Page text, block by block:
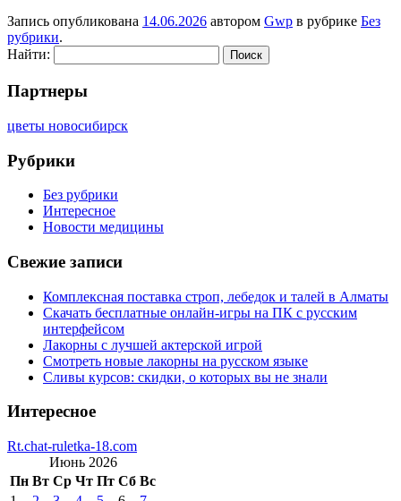
Запись опубликована 14.06.2026 автором Gwp в рубрике Без
рубрики.
Найти:
Партнеры
цветы новосибирск
Рубрики
Без рубрики
Интересное
Новости медицины
Свежие записи
Комплексная поставка строп, лебедок и талей в Алматы
Скачать бесплатные онлайн-игры на ПК с русским
интерфейсом
Лакорны с лучшей актерской игрой
Смотреть новые лакорны на русском языке
Сливы курсов: скидки, о которых вы не знали
Интересное
Rt.chat-ruletka-18.com
Июнь 2026
Пн Вт Ср Чт Пт Сб Вс